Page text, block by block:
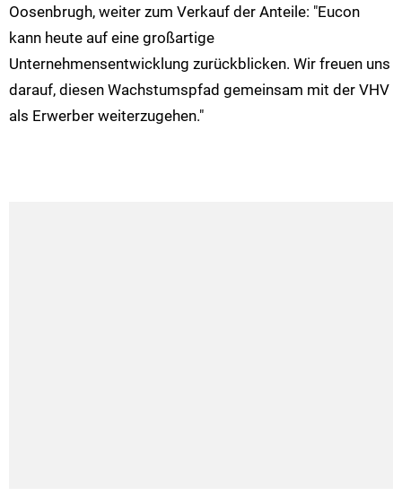
Oosenbrugh, weiter zum Verkauf der Anteile: "Eucon
kann heute auf eine großartige
Unternehmensentwicklung zurückblicken. Wir freuen uns
darauf, diesen Wachstumspfad gemeinsam mit der VHV
als Erwerber weiterzugehen."